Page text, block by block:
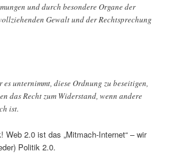
und durch besondere Organe der
Gewalt und der Rechtsprechung
es unternimmt, diese Ordnung zu beseitigen,
das Recht zum Widerstand, wenn andere
ist.
Web 2.0 ist das „Mitmach-Internet“ – wir
Politik 2.0.